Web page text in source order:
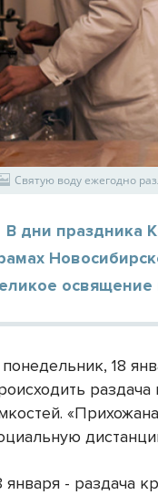
Святую воду ежегодно
В дни праздника
18
января - раздача